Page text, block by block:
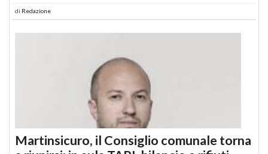
di Redazione
Martinsicuro, il Consiglio comunale torna